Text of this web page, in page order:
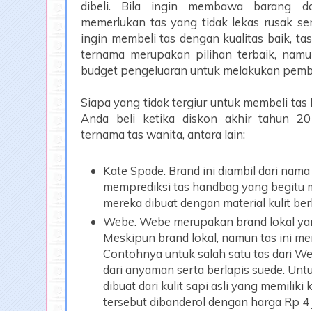
dibeli. Bila ingin membawa barang
memerlukan tas yang tidak lekas rusak
ingin membeli tas dengan kualitas baik,
ternama merupakan pilihan terbaik,
budget pengeluaran untuk melakukan
Siapa yang tidak tergiur untuk membeli tas
Anda beli ketika diskon akhir tahun
ternama tas wanita, antara lain:
Kate Spade. Brand ini diambil dari
memprediksi tas handbag yang begitu
mereka dibuat dengan material kulit
Webe. Webe merupakan brand lokal
Meskipun brand lokal, namun tas ini
Contohnya untuk salah satu tas dari
dari anyaman serta berlapis suede.
dibuat dari kulit sapi asli yang memiliki
tersebut dibanderol dengan harga Rp 4